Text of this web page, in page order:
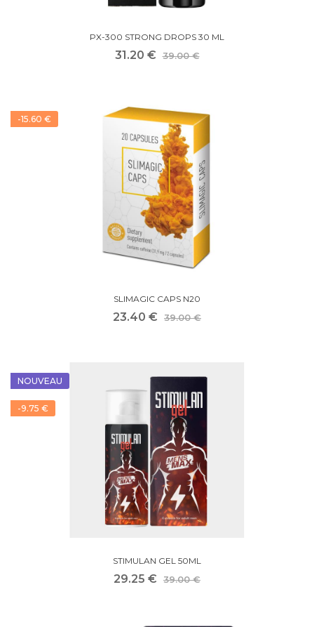
PX-300 STRONG DROPS 30 ML
31.20 € 39.00 €
-15.60 €
SLIMAGIC CAPS N20
23.40 € 39.00 €
NOUVEAU
-9.75 €
STIMULAN GEL 50ML
29.25 € 39.00 €